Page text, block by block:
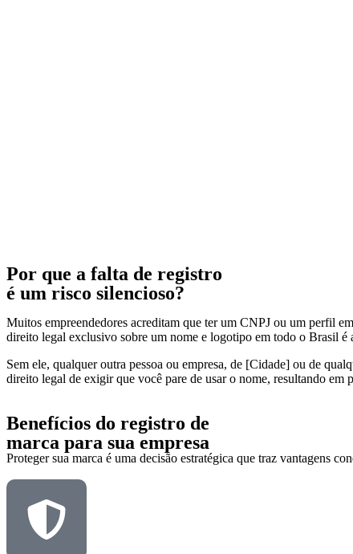
Por que a falta de registro
é um risco silencioso?
Muitos empreendedores acreditam que ter um CNPJ ou um perfil
direito legal exclusivo sobre um nome e logotipo em todo o Brasil
Sem ele, qualquer outra pessoa ou empresa, de [Cidade] ou de
direito legal de exigir que você pare de usar o nome, resultando em
Benefícios do registro de
marca para sua empresa
Proteger sua marca é uma decisão estratégica que traz vantagens